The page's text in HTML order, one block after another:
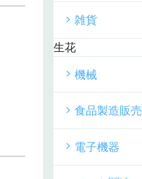
雑貨
生花
機械
食品製造販売
電子機器